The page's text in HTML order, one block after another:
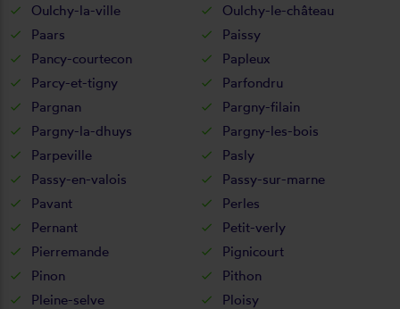
Oulchy-la-ville
Oulchy-le-château
Paars
Paissy
Pancy-courtecon
Papleux
Parcy-et-tigny
Parfondru
Pargnan
Pargny-filain
Pargny-la-dhuys
Pargny-les-bois
Parpeville
Pasly
Passy-en-valois
Passy-sur-marne
Pavant
Perles
Pernant
Petit-verly
Pierremande
Pignicourt
Pinon
Pithon
Pleine-selve
Ploisy